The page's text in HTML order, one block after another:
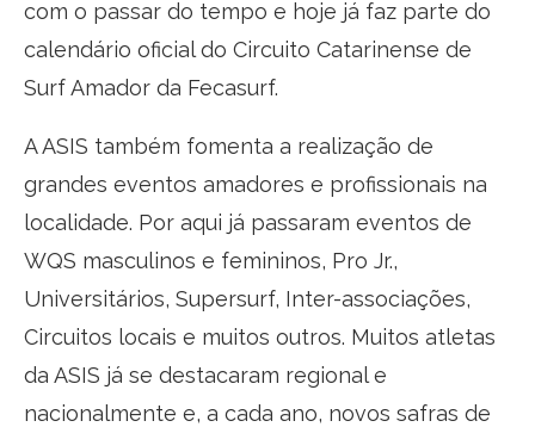
com o passar do tempo e hoje já faz parte do
calendário oficial do Circuito Catarinense de
Surf Amador da Fecasurf.
A ASIS também fomenta a realização de
grandes eventos amadores e profissionais na
localidade. Por aqui já passaram eventos de
WQS masculinos e femininos, Pro Jr.,
Universitários, Supersurf, Inter-associações,
Circuitos locais e muitos outros. Muitos atletas
da ASIS já se destacaram regional e
nacionalmente e, a cada ano, novos safras de